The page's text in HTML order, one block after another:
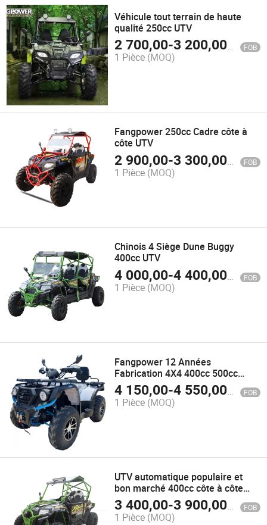
Véhicule tout terrain de haute
qualité 250cc UTV
2 700,00-3 200,00$US
FOB
1 Pièce (MOQ)
Fangpower 250cc Cadre côte à
côte UTV
2 900,00-3 300,00$US
FOB
1 Pièce (MOQ)
Chinois 4 Siège Dune Buggy
400cc UTV
4 000,00-4 400,00$US
FOB
1 Pièce (MOQ)
Fangpower 12 Années
Fabrication 4X4 400cc 500cc
570cc 600cc 800cc Véhicules
Tout Terrain à Quatre Roues
4 150,00-4 550,00$US
FOB
1 Pièce (MOQ)
UTV automatique populaire et
bon marché 400cc côte à côte
avec EPA
3 400,00-3 900,00$US
FOB
1 Pièce (MOQ)